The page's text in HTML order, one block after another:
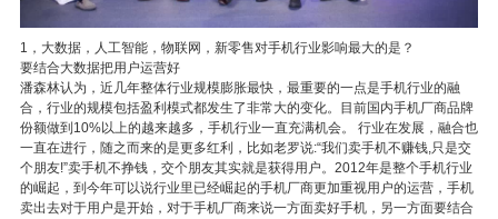
1，大数据，人工智能，物联网，新零售对手机行业影响最大的是？
要结合大数据把用户运营好
潘森林认为，近几年整体行业规模膨胀最快，最重要的一点是手机行业的融
合，行业的规模包括盈利模式都发生了非常大的变化。目前国内手机厂商品牌
份额做到10%以上的越来越多，手机行业一直充满机会。 行业在发展，融合也
一直在进行，随之而来的是更多红利，比如老罗说:“我们卖手机不赚钱,只是交
个朋友!”卖手机不挣钱，交个朋友其实就是获得用户。2012年是整个手机行业
的崛起，到今年可以说行业里已经崛起的手机厂商更加重视用户的运营，手机
卖出去对于用户是开始，对于手机厂商来说一方面卖好手机，另一方面要结合